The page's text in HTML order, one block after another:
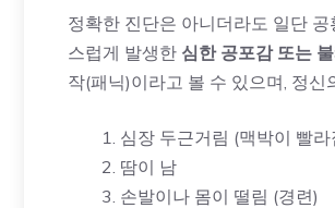
정확한 진단은 아니더라도 일단
스럽게 발생한 심한 공포감 또는
작(패닉)이라고 볼 수 있으며, 정
심장 두근거림 (맥박이 빨라
땀이 남
손발이나 몸이 떨림 (경련)